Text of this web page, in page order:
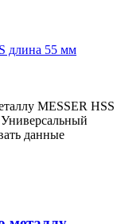
длина 55 мм
MESSER HSS
данные